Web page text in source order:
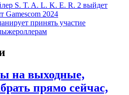
S. T. A. L. K. E. R. 2 выйдет
Gamescom 2024
принять участие
на выходные,
прямо сейчас,